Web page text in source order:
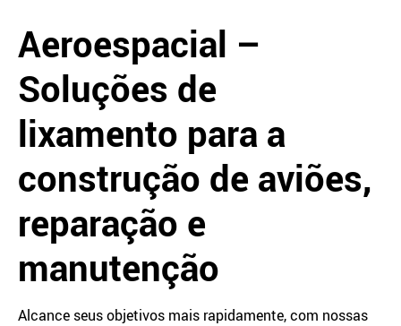
Aeroespacial –
Soluções de
lixamento para a
construção de aviões,
reparação e
manutenção
Alcance seus objetivos mais rapidamente, com nossas